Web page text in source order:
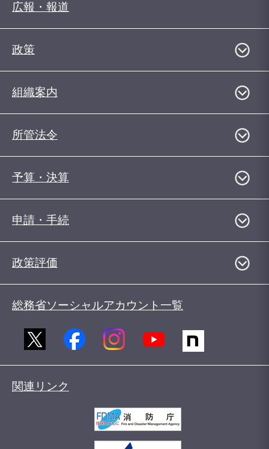
広報・報道
政策
組織案内
所管法令
予算・決算
申請・手続
政策評価
総務省ソーシャルアカウント一覧
関連リンク